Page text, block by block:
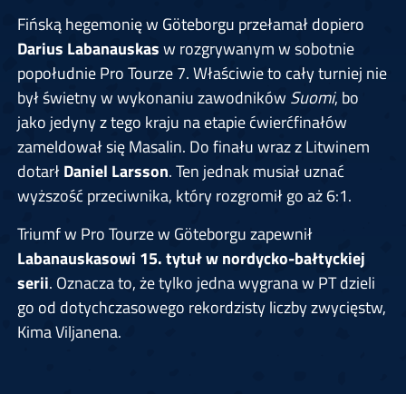
Fińską hegemonię w Göteborgu przełamał dopiero
Darius Labanauskasw rozgrywanym w sobotnie
popołudnie Pro Tourze 7. Właściwie to cały turniej nie
był świetny w wykonaniu zawodników Suomi, bo
jako jedyny z tego kraju na etapie ćwierćfinałów
zameldował się Masalin. Do finału wraz z Litwinem
dotarłDaniel Larsson. Ten jednak musiał uznać
wyższość przeciwnika, który rozgromił go aż 6:1.
Triumf w Pro Tourze w Göteborgu zapewnił
Labanauskasowi 15. tytuł w nordycko-bałtyckiej
serii. Oznacza to, że tylko jedna wygrana w PT dzieli
go od dotychczasowego rekordzisty liczby zwycięstw,
Kima Viljanena.